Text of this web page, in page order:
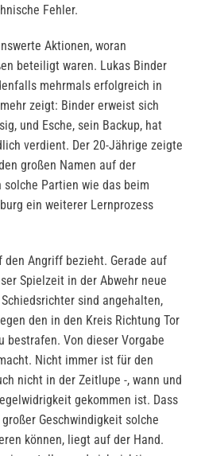
Fehler.
Aktionen, woran
beteiligt waren. Lukas Binder
mehrmals erfolgreich in
zeigt: Binder erweist sich
und Esche, sein Backup, hat
verdient. Der 20-Jährige zeigte
großen Namen auf der
Partien wie das beim
ein weiterer Lernprozess
Angriff bezieht. Gerade auf
Spielzeit in der Abwehr neue
sind angehalten,
den in den Kreis Richtung Tor
bestrafen. Von dieser Vorgabe
Nicht immer ist für den
nicht in der Zeitlupe -, wann und
gekommen ist. Dass
Geschwindigkeit solche
können, liegt auf der Hand.